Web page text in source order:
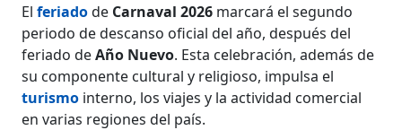
El feriadode Carnaval 2026 marcará el segundo
periodo de descanso oficial del año, después del
feriado deAño Nuevo. Esta celebración, además de
su componente cultural y religioso, impulsa el
turismo interno, los viajes y la actividad comercial
en varias regiones del país.